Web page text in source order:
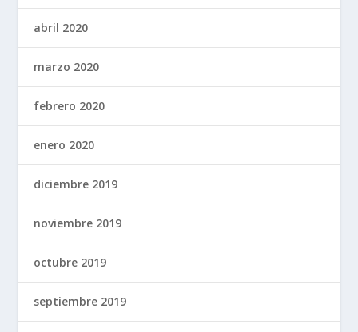
abril 2020
marzo 2020
febrero 2020
enero 2020
diciembre 2019
noviembre 2019
octubre 2019
septiembre 2019